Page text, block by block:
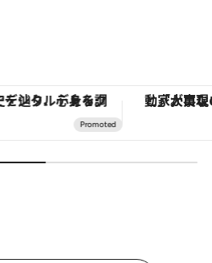
「星のや富士」でデジタルデトックス。冨士信仰の歴史を辿り、心身を調える。